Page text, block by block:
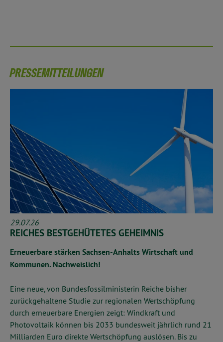
PRESSEMITTEILUNGEN
29.07.26
REICHES BESTGEHÜTETES GEHEIMNIS
Erneuerbare stärken Sachsen-Anhalts Wirtschaft und
Kommunen. Nachweislich!
Eine neue, von Bundesfossilministerin Reiche bisher
zurückgehaltene Studie zur regionalen Wertschöpfung
durch erneuerbare Energien zeigt: Windkraft und
Photovoltaik können bis 2033 bundesweit jährlich rund 21
Milliarden Euro direkte Wertschöpfung auslösen. Bis zu